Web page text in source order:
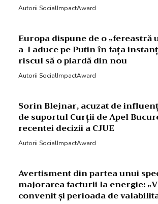
Autorii SocialImpactAward
Europa dispune de o „fereastră
a-l aduce pe Putin în fața
riscul să o piardă din nou
Autorii SocialImpactAward
Sorin Blejnar, acuzat de
de suportul Curții de Apel
recentei decizii a CJUE
Autorii SocialImpactAward
Avertisment din partea unui
majorarea facturii la energie:
convenit și perioada de